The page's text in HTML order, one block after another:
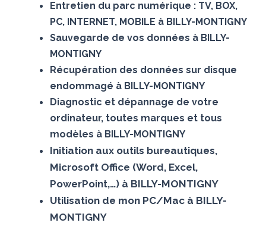
Entretien du parc numérique : TV, BOX,
PC, INTERNET, MOBILE à BILLY-MONTIGNY
Sauvegarde de vos données à BILLY-
MONTIGNY
Récupération des données sur disque
endommagé à BILLY-MONTIGNY
Diagnostic et dépannage de votre
ordinateur, toutes marques et tous
modèles à BILLY-MONTIGNY
Initiation aux outils bureautiques,
Microsoft Office (Word, Excel,
PowerPoint,…) à BILLY-MONTIGNY
Utilisation de mon PC/Mac à BILLY-
MONTIGNY